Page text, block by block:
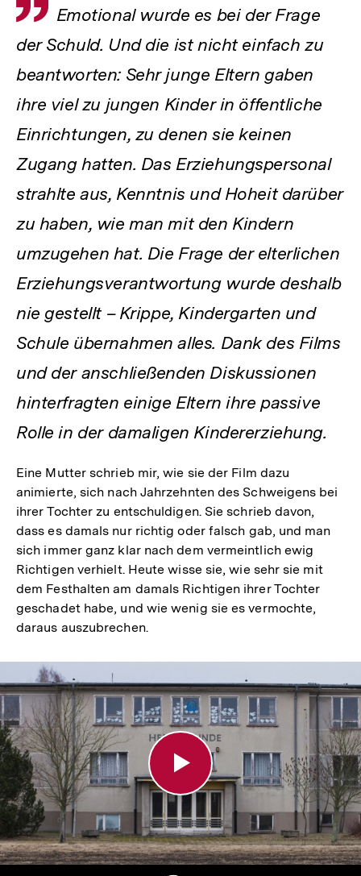
Zitat
Emotional wurde es bei der Frage
der Schuld. Und die ist nicht einfach zu
beantworten: Sehr junge Eltern gaben
ihre viel zu jungen Kinder in öffentliche
Einrichtungen, zu denen sie keinen
Zugang hatten. Das Erziehungspersonal
strahlte aus, Kenntnis und Hoheit darüber
zu haben, wie man mit den Kindern
umzugehen hat. Die Frage der elterlichen
Erziehungsverantwortung wurde deshalb
nie gestellt – Krippe, Kindergarten und
Schule übernahmen alles. Dank des Films
und der anschließenden Diskussionen
hinterfragten einige Eltern ihre passive
Rolle in der damaligen Kindererziehung.
Eine Mutter schrieb mir, wie sie der Film dazu
animierte, sich nach Jahrzehnten des Schweigens bei
ihrer Tochter zu entschuldigen. Sie schrieb davon,
dass es damals nur richtig oder falsch gab, und man
sich immer ganz klar nach dem vermeintlich ewig
Richtigen verhielt. Heute wisse sie, wie sehr sie mit
dem Festhalten am damals Richtigen ihrer Tochter
geschadet habe, und wie wenig sie es vermochte,
daraus auszubrechen.
Heimatkunde